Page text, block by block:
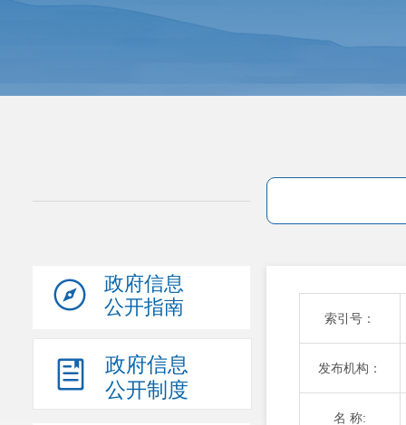
政府信息
公开指南
政府信息
公开制度
索引号：
发布机构：
名 称: